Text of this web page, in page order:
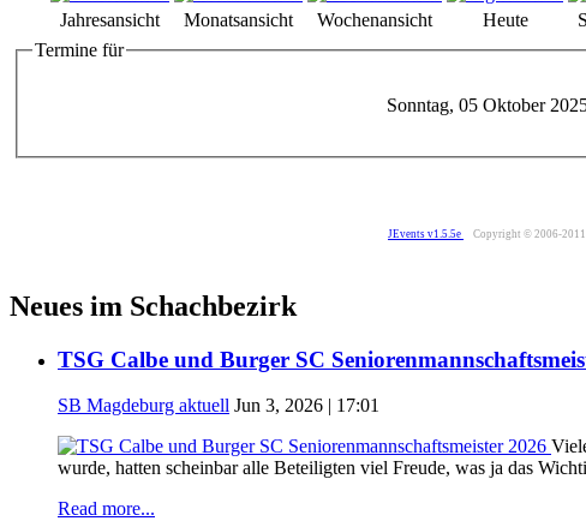
Jahresansicht Monatsansicht Wochenansicht Heute
Termine für
Sonntag, 05 Oktober
JEvents v1.5.5e Copyright © 2006-2011
Neues im Schachbezirk
TSG Calbe und Burger SC
SB Magdeburg aktuell Jun 3, 2026 | 17:01
wurde, hatten scheinbar alle Beteiligten viel Freude, was ja das
Read more...